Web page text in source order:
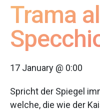
Trama
17 January @ 0:00
Spricht der Spiegel
welche, die wie der